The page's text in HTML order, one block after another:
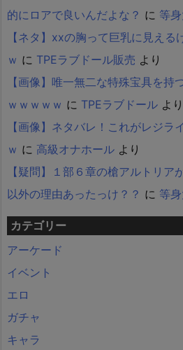
的にロアで良いんだよな？ に 等
【ネタ】xxの胸って巨乳に見える
ｗ に TPEラブドール販売 より
【画像】唯一無二な特殊宝具を持
ｗｗｗｗｗ に TPEラブドール より
【画像】ネタバレ！これがレジラ
ｗ に 高級オナホール より
【疑問】１部６章の槍アルトリア
以外の理由あったっけ？？ に 等
カテゴリー
アーケード
イベント
エロ
ガチャ
キャラ